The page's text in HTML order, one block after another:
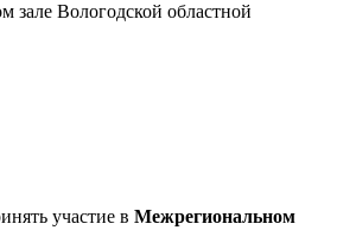
зале Вологодской областной
участие в Межрегиональном